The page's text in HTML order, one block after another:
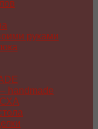
руками
handmade